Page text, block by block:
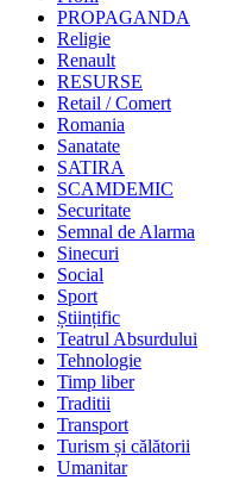
PROPAGANDA
Religie
Renault
RESURSE
Retail / Comert
Romania
Sanatate
SATIRA
SCAMDEMIC
Securitate
Semnal de Alarma
Sinecuri
Social
Sport
Științific
Teatrul Absurdului
Tehnologie
Timp liber
Traditii
Transport
Turism și călătorii
Umanitar